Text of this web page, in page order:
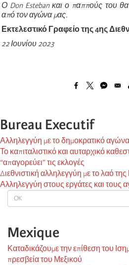
OK
Mexique
Καταδικάζουμε την επίθεση του
πρεσβεία του Μεξικού
Ο Don Esteban και ο παππούς του
από τον αγώνα μας.
Εκτελεστικό Γραφείο της 4ης
22 Ιουνίου 2023
Bureau Executif
Αλληλεγγύη με το δημοκρατικό
Το καπιταλιστικό και αυταρχικό
“απαγορεύει” τις εκλογές
Διεθνιστική αλληλεγγύη με το λαό
Αλληλεγγύη στους εργάτες και τους